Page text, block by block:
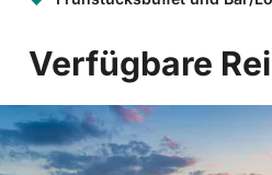
Verfügbare